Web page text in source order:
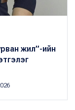
жил”-ийн